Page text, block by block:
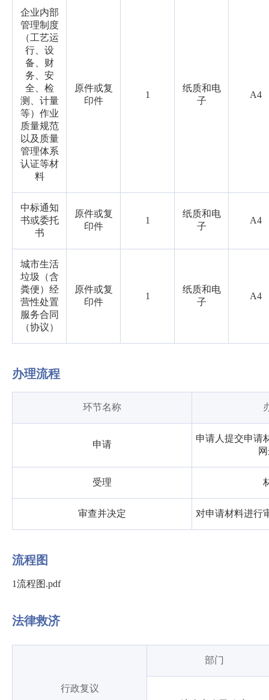
企业内部
管理制度
（工艺运
行、设
备、财
务、安
全、检
测、计量
等）作业
质量规范
以及质量
管理体系
认证等材
料
原件或复
印件
1
纸质和电
子
A4
中标通知
书或委托
书
原件或复
印件
1
纸质和电
子
A4
城市生活
垃圾（含
粪便）经
营性处置
服务合同
（协议）
原件或复
印件
1
纸质和电
子
A4
办理流程
环节名称
申请
申请人提交申请
受理
审查并决定 对申请材料进行
流程图
1流程图.pdf
法律救济
行政复议
部门